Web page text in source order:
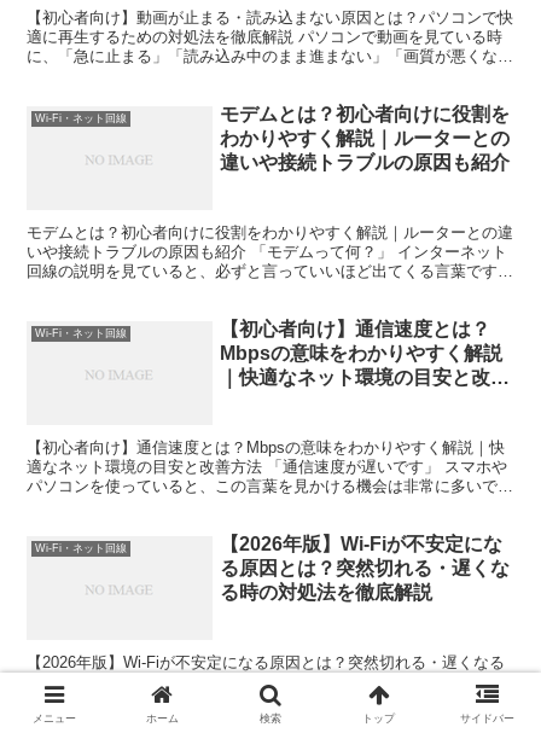
【初心者向け】動画が止まる・読み込まない原因とは？パソコンで快
適に再生するための対処法を徹底解説 パソコンで動画を見ている時
に、「急に止まる」「読み込み中のまま進まない」「画質が悪くな
Wi-Fi・ネット回線
モデムとは？初心者向けに役割を
わかりやすく解説｜ルーターとの
違いや接続トラブルの原因も紹介
モデムとは？初心者向けに役割をわかりやすく解説｜ルーターとの違
いや接続トラブルの原因も紹介 「モデムって何？」 インターネット
回線の説明を見ていると、必ずと言っていいほど出てくる言葉です
Wi-Fi・ネット回線
【初心者向け】通信速度とは？
Mbpsの意味をわかりやすく解説
｜快適なネット環境の目安と改善
【初心者向け】通信速度とは？Mbpsの意味をわかりやすく解説｜快
適なネット環境の目安と改善方法 「通信速度が遅いです」 スマホや
パソコンを使っていると、この言葉を見かける機会は非常に多いで
Wi-Fi・ネット回線
【2026年版】Wi-Fiが不安定にな
る原因とは？突然切れる・遅くな
る時の対処法を徹底解説
【2026年版】Wi-Fiが不安定になる原因とは？突然切れる・遅くなる
時の対処法を徹底解説 「さっきまで普通につながっていたのに急に
Wi-Fiが切れる」 「オンライン会議中に何度も接続が途切れる」 「動
画が止まる、ゲームがラグい、ページが開...
メニュー ホーム 検索 トップ サイドバー